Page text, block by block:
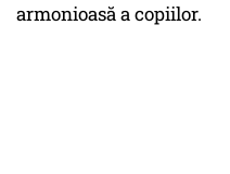
armonioasă a copiilor.